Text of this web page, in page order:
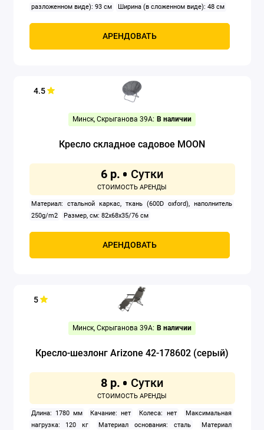
разложенном виде): 93 см
Ширина (в сложенном виде): 48 см
АРЕНДОВАТЬ
4.5
Минск, Скрыганова 39А: В наличии
Кресло складное садовое MOON
6 р.
Материал: стальной каркас, ткань (600D oxford), наполнитель
250g/m2
Размер, см: 82х68х35/76 см
АРЕНДОВАТЬ
5
Минск, Скрыганова 39А: В наличии
Кресло-шезлонг Arizone 42-178602 (серый)
8 р.
Длина: 1780 мм Качание: нет Колеса: нет
Максимальная
нагрузка: 120 кг
Материал основания: сталь Материал